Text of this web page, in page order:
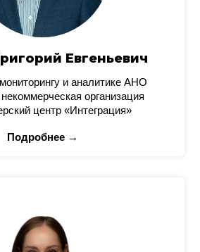
Евгеньевич
и аналитике АНО
организация
центр «Интеграция»
Подробнее →